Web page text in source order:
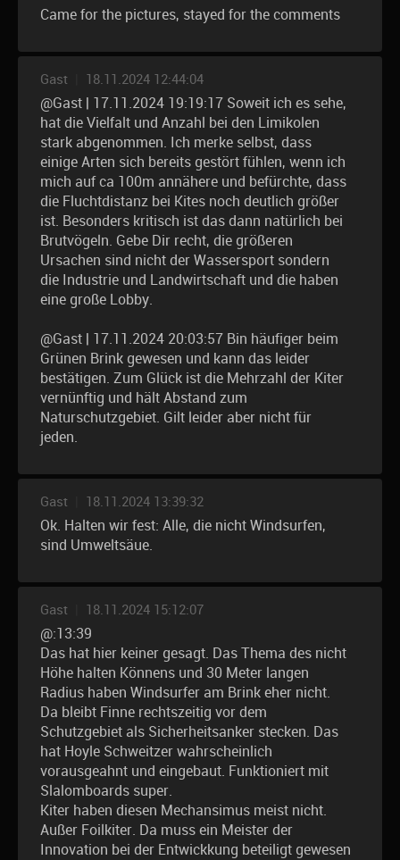
Came for the pictures, stayed for the comments
Gast 18.11.2024 12:44:04
@Gast | 17.11.2024 19:19:17 Soweit ich es sehe,
hat die Vielfalt und Anzahl bei den Limikolen
stark abgenommen. Ich merke selbst, dass
einige Arten sich bereits gestört fühlen, wenn ich
mich auf ca 100m annähere und befürchte, dass
die Fluchtdistanz bei Kites noch deutlich größer
ist. Besonders kritisch ist das dann natürlich bei
Brutvögeln. Gebe Dir recht, die größeren
Ursachen sind nicht der Wassersport sondern
die Industrie und Landwirtschaft und die haben
eine große Lobby.
@Gast | 17.11.2024 20:03:57 Bin häufiger beim
Grünen Brink gewesen und kann das leider
bestätigen. Zum Glück ist die Mehrzahl der Kiter
vernünftig und hält Abstand zum
Naturschutzgebiet. Gilt leider aber nicht für
jeden.
Gast 18.11.2024 13:39:32
Ok. Halten wir fest: Alle, die nicht Windsurfen,
sind Umweltsäue.
Gast 18.11.2024 15:12:07
@:13:39
Das hat hier keiner gesagt. Das Thema des nicht
Höhe halten Könnens und 30 Meter langen
Radius haben Windsurfer am Brink eher nicht.
Da bleibt Finne rechtszeitig vor dem
Schutzgebiet als Sicherheitsanker stecken. Das
hat Hoyle Schweitzer wahrscheinlich
vorausgeahnt und eingebaut. Funktioniert mit
Slalomboards super.
Kiter haben diesen Mechansimus meist nicht.
Außer Foilkiter. Da muss ein Meister der
Innovation bei der Entwickkung beteiligt gewesen